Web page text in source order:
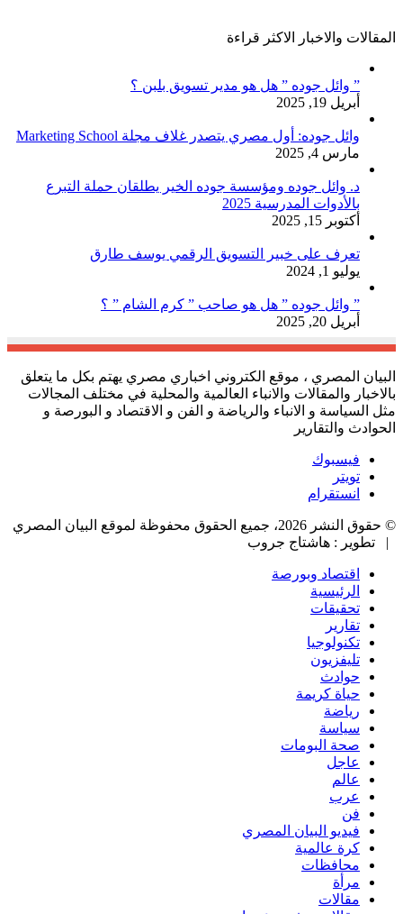
المقالات والاخبار الاكثر قراءة
” وائل جوده ” هل هو مدير تسويق بلبن ؟
أبريل 19, 2025
وائل جوده: أول مصري يتصدر غلاف مجلة Marketing School
مارس 4, 2025
د. وائل جوده ومؤسسة جوده الخير يطلقان حملة التبرع
بالأدوات المدرسية 2025
أكتوبر 15, 2025
تعرف على خبير التسويق الرقمي يوسف طارق
يوليو 1, 2024
” وائل جوده ” هل هو صاحب ” كرم الشام ” ؟
أبريل 20, 2025
البيان المصري ، موقع الكتروني اخباري مصري يهتم بكل ما يتعلق
بالاخبار والمقالات والانباء العالمية والمحلية في مختلف المجالات
مثل السياسة و الانباء والرياضة و الفن و الاقتصاد و البورصة و
الحوادث والتقارير
فيسبوك
تويتر
انستقرام
© حقوق النشر 2026، جميع الحقوق محفوظة لموقع البيان المصري
| تطوير : هاشتاج جروب
اقتصاد وبورصة
الرئيسية
تحقيقات
تقارير
تكنولوجيا
تليفزيون
حوادث
حياة كريمة
رياضة
سياسة
صحة البومات
عاجل
عالم
عرب
فن
فيديو البيان المصري
كرة عالمية
محافظات
مرأة
مقالات